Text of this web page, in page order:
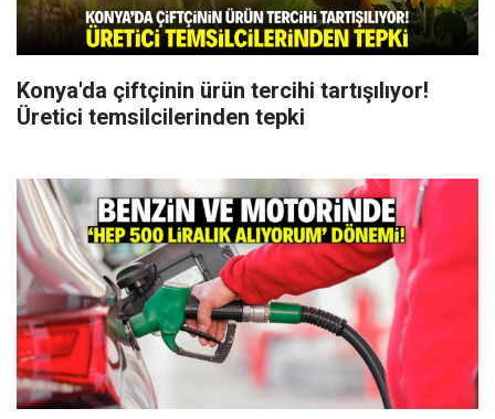
Konya'da çiftçinin ürün tercihi tartışılıyor!
Üretici temsilcilerinden tepki